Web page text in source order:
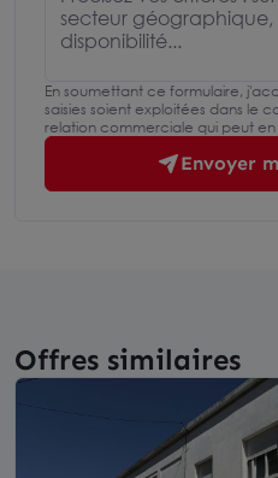
En soumettant ce formulaire,
saisies soient exploitées dans le
relation commerciale qui peut
Envoyer
Offres similaires